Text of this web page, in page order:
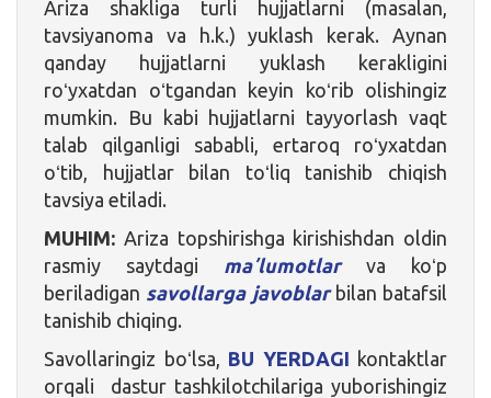
Ariza shakliga turli hujjatlarni (masalan,
tavsiyanoma va h.k.) yuklash kerak. Aynan
qanday hujjatlarni yuklash kerakligini
roʻyxatdan oʻtgandan keyin koʻrib olishingiz
mumkin. Bu kabi hujjatlarni tayyorlash vaqt
talab qilganligi sababli, ertaroq roʻyxatdan
oʻtib, hujjatlar bilan toʻliq tanishib chiqish
tavsiya etiladi.
MUHIM: Ariza topshirishga kirishishdan oldin
rasmiy saytdagi maʼlumotlar
va koʻp
beriladigan savollarga javoblarbilan batafsil
tanishib chiqing.
Savollaringiz boʻlsa, BU YERDAGI kontaktlar
orqali dastur tashkilotchilariga yuborishingiz